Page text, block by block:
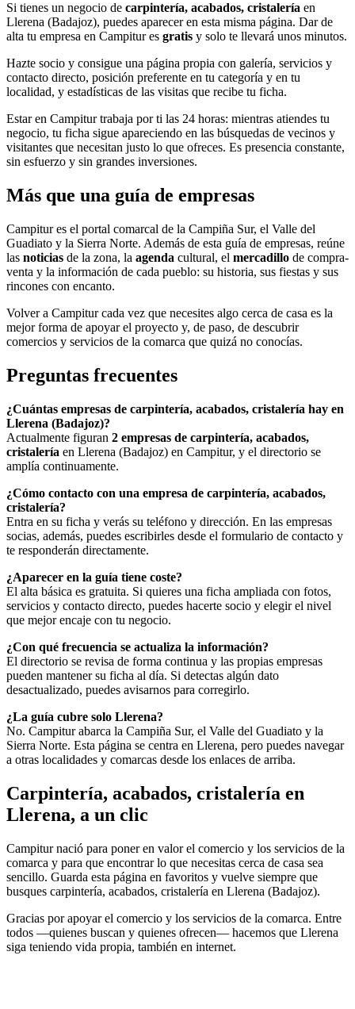
Si tienes un negocio de carpintería, acabados, cristalería en
Llerena (Badajoz), puedes aparecer en esta misma página. Dar de
alta tu empresa en Campitur es gratis y solo te llevará unos minutos.
Hazte socio y consigue una página propia con galería, servicios y
contacto directo, posición preferente en tu categoría y en tu
localidad, y estadísticas de las visitas que recibe tu ficha.
Estar en Campitur trabaja por ti las 24 horas: mientras atiendes tu
negocio, tu ficha sigue apareciendo en las búsquedas de vecinos y
visitantes que necesitan justo lo que ofreces. Es presencia constante,
sin esfuerzo y sin grandes inversiones.
Más que una guía de empresas
Campitur es el portal comarcal de la Campiña Sur, el Valle del
Guadiato y la Sierra Norte. Además de esta guía de empresas, reúne
las noticias de la zona, la agenda cultural, el mercadillo de compra-
venta y la información de cada pueblo: su historia, sus fiestas y sus
rincones con encanto.
Volver a Campitur cada vez que necesites algo cerca de casa es la
mejor forma de apoyar el proyecto y, de paso, de descubrir
comercios y servicios de la comarca que quizá no conocías.
Preguntas frecuentes
¿Cuántas empresas de carpintería, acabados, cristalería hay en
Llerena (Badajoz)?
Actualmente figuran 2 empresas de carpintería, acabados,
cristalería en Llerena (Badajoz) en Campitur, y el directorio se
amplía continuamente.
¿Cómo contacto con una empresa de carpintería, acabados,
cristalería?
Entra en su ficha y verás su teléfono y dirección. En las empresas
socias, además, puedes escribirles desde el formulario de contacto y
te responderán directamente.
¿Aparecer en la guía tiene coste?
El alta básica es gratuita. Si quieres una ficha ampliada con fotos,
servicios y contacto directo, puedes hacerte socio y elegir el nivel
que mejor encaje con tu negocio.
¿Con qué frecuencia se actualiza la información?
El directorio se revisa de forma continua y las propias empresas
pueden mantener su ficha al día. Si detectas algún dato
desactualizado, puedes avisarnos para corregirlo.
¿La guía cubre solo Llerena?
No. Campitur abarca la Campiña Sur, el Valle del Guadiato y la
Sierra Norte. Esta página se centra en Llerena, pero puedes navegar
a otras localidades y comarcas desde los enlaces de arriba.
Carpintería, acabados, cristalería en
Llerena, a un clic
Campitur nació para poner en valor el comercio y los servicios de la
comarca y para que encontrar lo que necesitas cerca de casa sea
sencillo. Guarda esta página en favoritos y vuelve siempre que
busques carpintería, acabados, cristalería en Llerena (Badajoz).
Gracias por apoyar el comercio y los servicios de la comarca. Entre
todos —quienes buscan y quienes ofrecen— hacemos que Llerena
siga teniendo vida propia, también en internet.